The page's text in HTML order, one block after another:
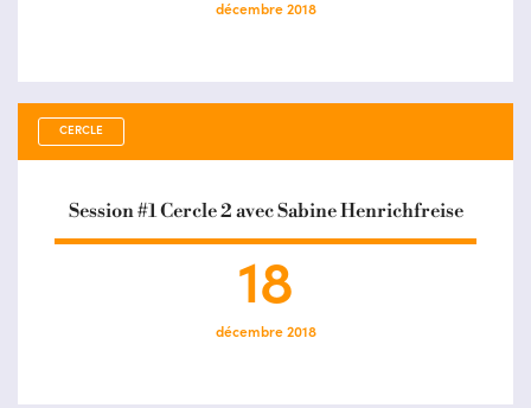
décembre 2018
CERCLE
Session #1 Cercle 2 avec Sabine Henrichfreise
18
décembre 2018